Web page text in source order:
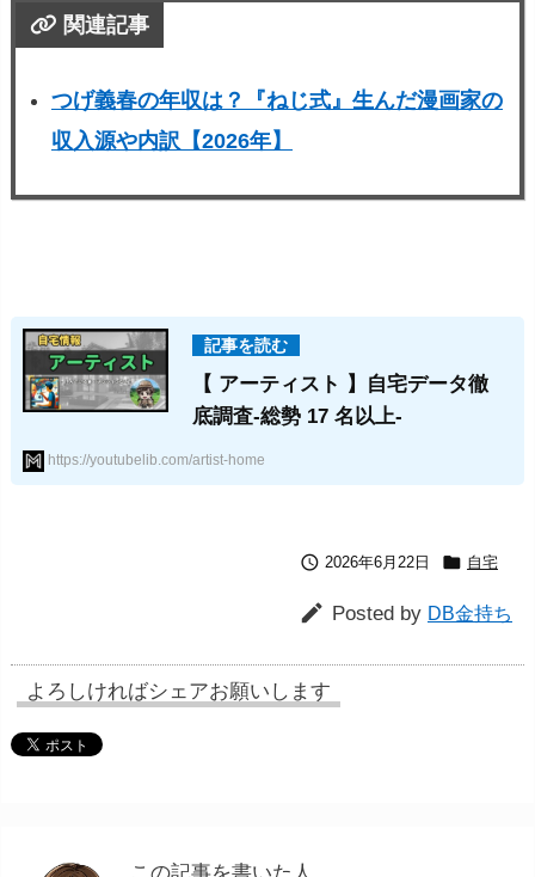
関連記事
つげ義春の年収は？『ねじ式』生んだ漫画家の
収入源や内訳【2026年】
【 アーティスト 】自宅データ徹
底調査-総勢 17 名以上-
https://youtubelib.com/artist-home
 2026年6月22日  自宅
 Posted by DB金持ち
よろしければシェアお願いします